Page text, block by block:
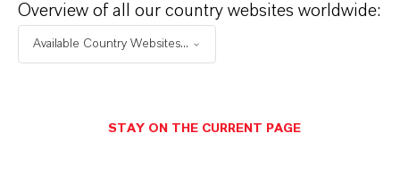
Overview of all our country websites worldwide:
Available Country Websites...
STAY ON THE CURRENT PAGE